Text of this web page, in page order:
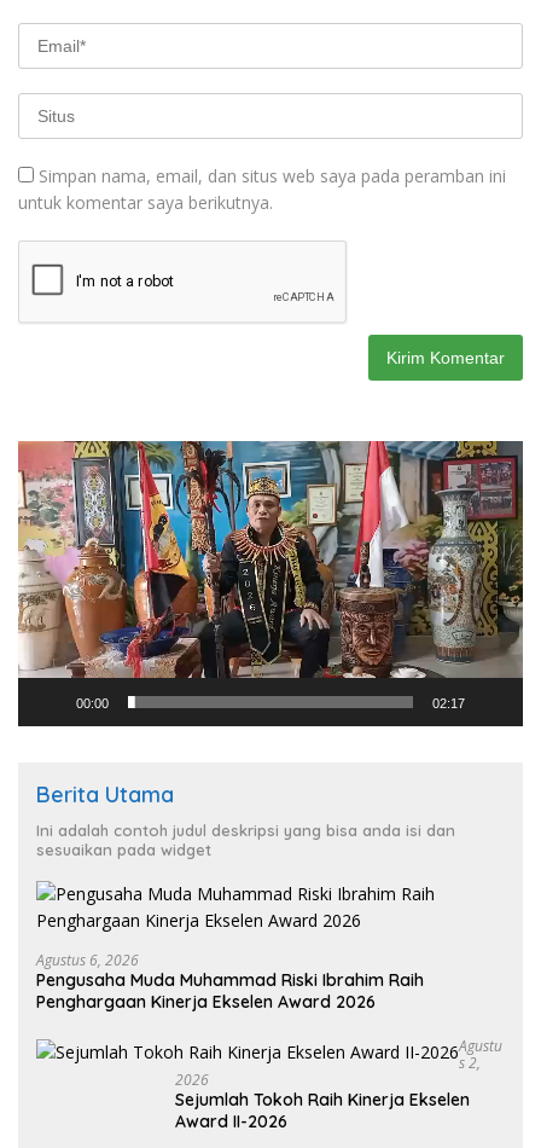
Simpan nama, email, dan situs web saya pada peramban ini
untuk komentar saya berikutnya.
Pemutar
Video
00:00 02:17
Berita Utama
Ini adalah contoh judul deskripsi yang bisa anda isi dan
sesuaikan pada widget
Agustus 6, 2026
Pengusaha Muda Muhammad Riski Ibrahim Raih
Penghargaan Kinerja Ekselen Award 2026
Agustu
S 2,
2026
Sejumlah Tokoh Raih Kinerja Ekselen
Award II-2026